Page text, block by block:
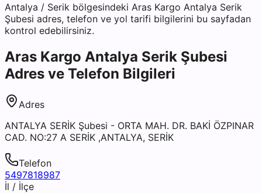
Antalya / Serik bölgesindeki Aras Kargo Antalya Serik
Şubesi adres, telefon ve yol tarifi bilgilerini bu sayfadan
kontrol edebilirsiniz.
Aras Kargo Antalya Serik Şubesi
Adres ve Telefon Bilgileri
Adres
ANTALYA SERİK Şubesi - ORTA MAH. DR. BAKİ ÖZPINAR
CAD. NO:27 A SERİK ,ANTALYA, SERİK
Telefon
5497818987
İl / İlçe